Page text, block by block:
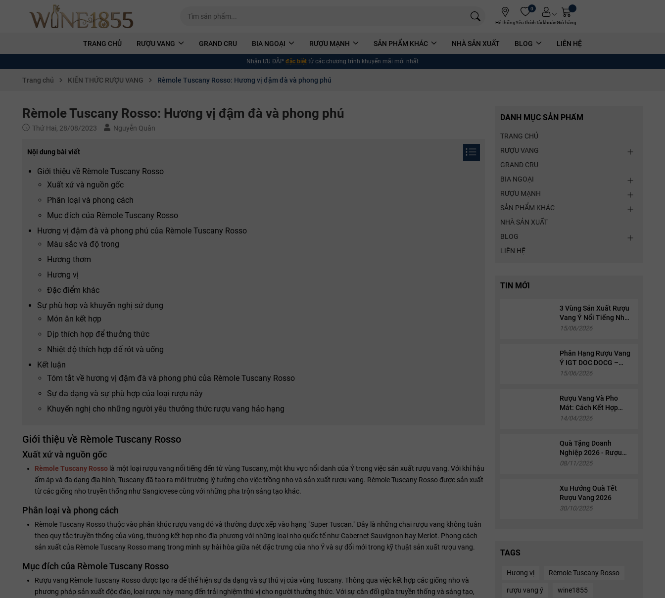
Hệ thống
0
Yêu thíchTài khoảnGiỏ hàng
TRANG CHỦ RƯỢU VANG GRAND CRU BIA NGOẠI RƯỢU MẠNH SẢN PHẨM KHÁC NHÀ SẢN XUẤT BLOG LIÊN HỆ
Nhận ƯU ĐÃI* đặc biệt từ các chương trình khuyến mãi mới nhất
Trang chủ KIẾN THỨC RƯỢU VANG Rèmole Tuscany Rosso: Hương vị đậm đà và phong phú
Rèmole Tuscany Rosso: Hương vị đậm đà và phong phú
Thứ Hai, 28/08/2023 Nguyễn Quân
Nội dung bài viết
Giới thiệu về Rèmole Tuscany Rosso
Xuất xứ và nguồn gốc
Phân loại và phong cách
Mục đích của Rèmole Tuscany Rosso
Hương vị đậm đà và phong phú của Rèmole Tuscany Rosso
Màu sắc và độ trong
Hương thơm
Hương vị
Đặc điểm khác
Sự phù hợp và khuyến nghị sử dụng
Món ăn kết hợp
Dịp thích hợp để thưởng thức
Nhiệt độ thích hợp để rót và uống
Kết luận
Tóm tắt về hương vị đậm đà và phong phú của Rèmole Tuscany Rosso
Sự đa dạng và sự phù hợp của loại rượu này
Khuyến nghị cho những người yêu thưởng thức rượu vang hảo hạng
Giới thiệu về Rèmole Tuscany Rosso
Xuất xứ và nguồn gốc
Rèmole Tuscany Rosso là một loại rượu vang nổi tiếng đến từ vùng Tuscany, một khu vực nổi danh của Ý trong việc sản xuất rượu vang. Với khí hậu
ấm áp và đa dạng địa hình, Tuscany đã tạo ra môi trường lý tưởng cho việc trồng nho và sản xuất rượu vang. Rèmole Tuscany Rosso được sản xuất
từ các giống nho truyền thống như Sangiovese cùng với những pha trộn sáng tạo khác.
Phân loại và phong cách
Rèmole Tuscany Rosso thuộc vào phân khúc rượu vang đỏ và thường được xếp vào hạng "Super Tuscan." Đây là những chai rượu vang không tuân
theo quy tắc truyền thống của vùng, thường kết hợp nho địa phương với những loại nho quốc tế như Cabernet Sauvignon hay Merlot. Phong cách
sản xuất của Rèmole Tuscany Rosso mang trong mình sự hài hòa giữa nét đặc trưng của nho Ý và sự đổi mới trong kỹ thuật sản xuất rượu vang.
Mục đích của Rèmole Tuscany Rosso
Rượu vang Rèmole Tuscany Rosso được tạo ra để thể hiện sự đa dạng và sự thú vị của vùng Tuscany. Thông qua việc kết hợp các giống nho và
phương pháp sản xuất độc đáo, loại rượu này mang đến trải nghiệm thú vị cho người thưởng thức. Với sự cân đối giữa truyền thống và sáng tạo,
DANH MỤC SẢN PHẨM
TRANG CHỦ
RƯỢU VANG
GRAND CRU
BIA NGOẠI
RƯỢU MẠNH
SẢN PHẨM KHÁC
NHÀ SẢN XUẤT
BLOG
LIÊN HỆ
TIN MỚI
3 Vùng Sản Xuất Rượu
Vang Ý Nổi Tiếng Nhất:
Piedmont, Tuscany Và
15/06/2026
Phân Hạng Rượu Vang
Ý IGT DOC DOCG –
Cách Đọc Nhãn Chai
15/06/2026
Rượu Vang Và Pho
Mát: Cách Kết Hợp
Chuẩn Sành Điệu 2026
14/04/2026
Quà Tặng Doanh
Nghiệp 2026 - Rượu
Vang & Whisky Cao
08/11/2025
Xu Hướng Quà Tết
Rượu Vang 2026
30/10/2025
TAGS
Hương vị Rèmole Tuscany Rosso
rượu vang ý wine1855